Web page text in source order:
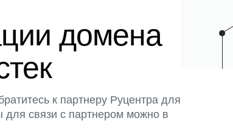
домена
к партнеру Руцентра для
для связи с партнером можно в